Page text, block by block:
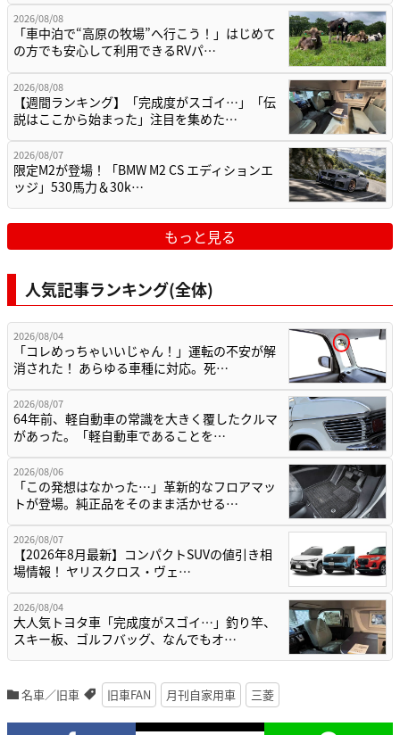
2026/08/08
「車中泊で“高原の牧場”へ行こう！」はじめて
の方でも安心して利用できるRVパ…
2026/08/08
【週間ランキング】「完成度がスゴイ…」「伝
説はここから始まった」注目を集めた…
2026/08/07
限定M2が登場！「BMW M2 CS エディションエ
ッジ」530馬力＆30k…
もっと見る
人気記事ランキング(全体)
2026/08/04
「コレめっちゃいいじゃん！」運転の不安が解
消された！ あらゆる車種に対応。死…
2026/08/07
64年前、軽自動車の常識を大きく覆したクルマ
があった。「軽自動車であることを…
2026/08/06
「この発想はなかった…」革新的なフロアマッ
トが登場。純正品をそのまま活かせる…
2026/08/07
【2026年8月最新】コンパクトSUVの値引き相
場情報！ ヤリスクロス・ヴェ…
2026/08/04
大人気トヨタ車「完成度がスゴイ…」釣り竿、
スキー板、ゴルフバッグ、なんでもオ…
名車／旧車 旧車FAN 月刊自家用車 三菱